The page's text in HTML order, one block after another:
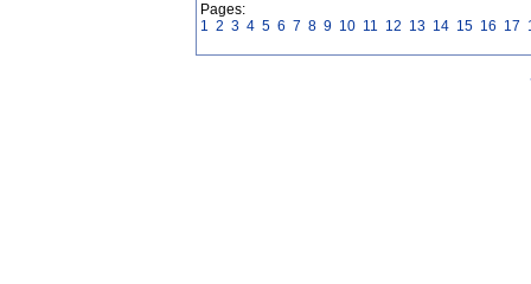
Pages:
1 2 3 4 5 6 7 8 9 10 11 12 13 14 15 16 17